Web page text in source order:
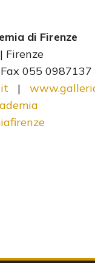
di Firenze
Firenze
055 0987137
|